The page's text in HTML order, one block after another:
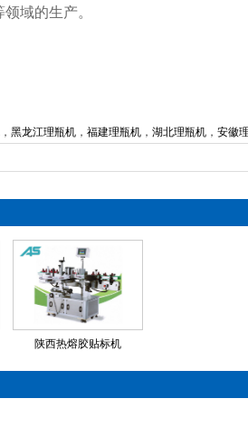
域的生产。
， 黑龙江理瓶机 ， 福建理瓶机 ， 湖北理瓶机 ， 安徽
陕西热熔胶贴标机